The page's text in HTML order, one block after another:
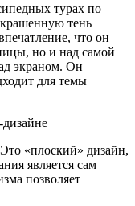
турах по
тень
что он
но и над самой
экраном. Он
для темы
«плоский» дизайн,
является сам
позволяет